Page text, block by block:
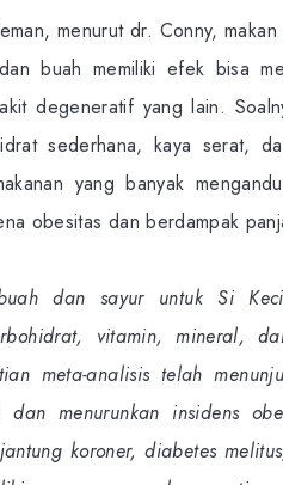
menurut dr. Conny,
buah memiliki efek bisa
degeneratif yang lain.
sederhana, kaya serat,
yang banyak
obesitas dan berdampak
dan sayur untuk Si
vitamin, mineral,
meta-analisis telah
dan menurunkan insidens
koroner, diabetes